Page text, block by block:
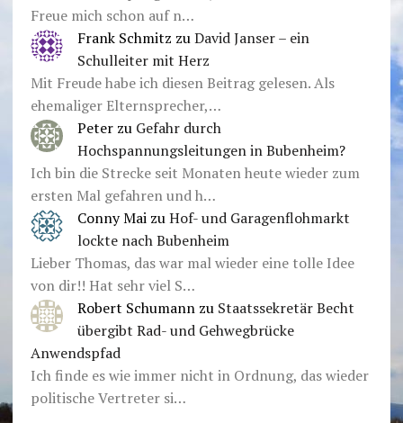
Freue mich schon auf n…
Frank Schmitz zu David Janser – ein
Schulleiter mit Herz
Mit Freude habe ich diesen Beitrag gelesen. Als
ehemaliger Elternsprecher,…
Peter zu Gefahr durch
Hochspannungsleitungen in Bubenheim?
Ich bin die Strecke seit Monaten heute wieder zum
ersten Mal gefahren und h…
Conny Mai zu Hof- und Garagenflohmarkt
lockte nach Bubenheim
Lieber Thomas, das war mal wieder eine tolle Idee
von dir!! Hat sehr viel S…
Robert Schumann zu Staatssekretär Becht
übergibt Rad- und Gehwegbrücke
Anwendspfad
Ich finde es wie immer nicht in Ordnung, das wieder
politische Vertreter si…